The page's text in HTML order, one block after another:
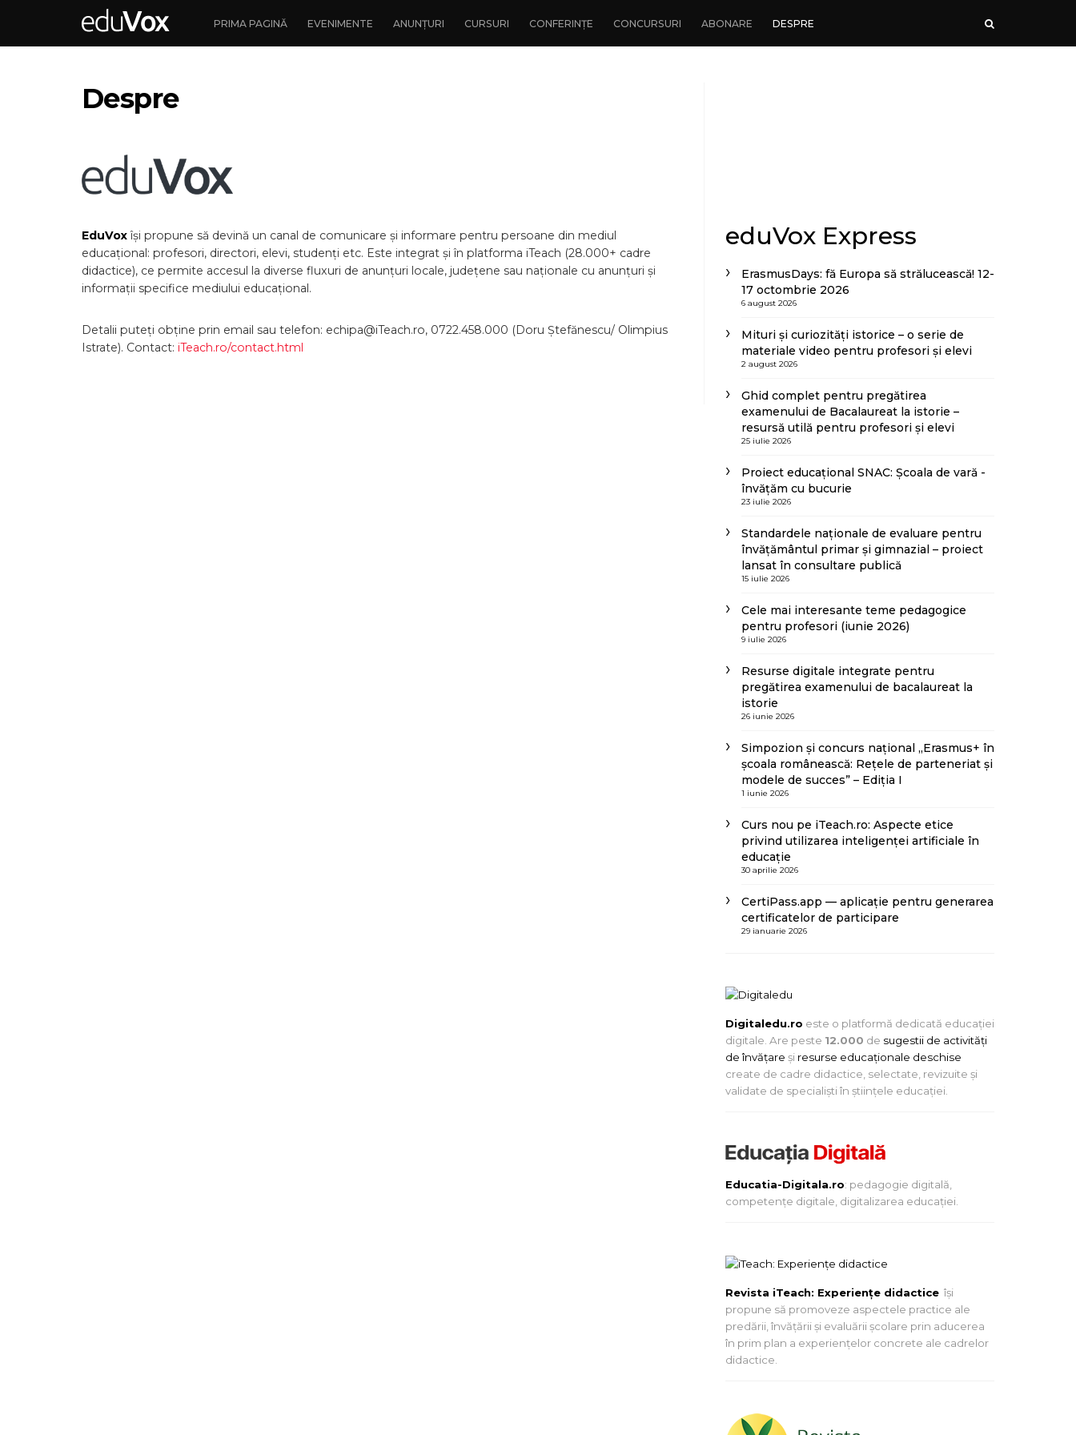
PRIMA PAGINĂ EVENIMENTE ANUNȚURI CURSURI CONFERINȚE CONCURSURI ABONARE DESPRE
Despre
EduVoxîși propune să devină un canal de comunicare și informare pentru persoane din mediul
educațional: profesori, directori, elevi, studenți etc. Este integrat și în platforma iTeach (28.000+ cadre
didactice), ce permite accesul la diverse fluxuri de anunțuri locale, județene sau naționale cu anunțuri și
informații specifice mediului educațional.
Detalii puteți obține prin email sau telefon: echipa@iTeach.ro, 0722.458.000 (Doru Ștefănescu/ Olimpius
Istrate). Contact: iTeach.ro/contact.html
eduVox Express
ErasmusDays: fă Europa să strălucească! 12-
17 octombrie 2026
6 august 2026
Mituri și curiozități istorice – o serie de
materiale video pentru profesori și elevi
2 august 2026
Ghid complet pentru pregătirea
examenului de Bacalaureat la istorie –
resursă utilă pentru profesori și elevi
25 iulie 2026
Proiect educațional SNAC: Școala de vară -
învățăm cu bucurie
23 iulie 2026
Standardele naționale de evaluare pentru
învățământul primar și gimnazial – proiect
lansat în consultare publică
15 iulie 2026
Cele mai interesante teme pedagogice
pentru profesori (iunie 2026)
9 iulie 2026
Resurse digitale integrate pentru
pregătirea examenului de bacalaureat la
istorie
26 iunie 2026
Simpozion și concurs național „Erasmus+ în
școala românească: Rețele de parteneriat și
modele de succes” – Ediția I
1 iunie 2026
Curs nou pe iTeach.ro: Aspecte etice
privind utilizarea inteligenței artificiale în
educație
30 aprilie 2026
CertiPass.app — aplicație pentru generarea
certificatelor de participare
29 ianuarie 2026
Digitaledu.ro este o platformă dedicată educației
digitale. Are peste 12.000 de sugestii de activități
de învățare și resurse educaționale deschise
create de cadre didactice, selectate, revizuite și
validate de specialiști în științele educației.
Educatia-Digitala.ro: pedagogie digitală,
competențe digitale, digitalizarea educației.
Revista iTeach: Experienţe didactice îşi
propune să promoveze aspectele practice ale
predării, învăţării şi evaluării şcolare prin aducerea
în prim plan a experienţelor concrete ale cadrelor
didactice.